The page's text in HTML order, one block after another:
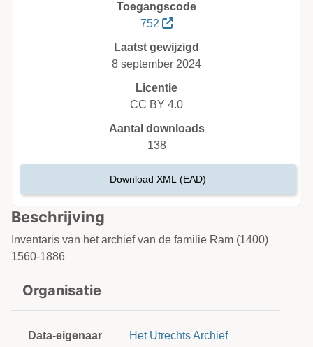
Beschrijving
Inventaris van het archief van de familie Ram (1400)
1560-1886
Organisatie
Data-eigenaar Het Utrechts Archief
Toegangscode
752
Laatst gewijzigd
8 september 2024
Licentie
CC BY 4.0
Aantal downloads
138
Download XML (EAD)